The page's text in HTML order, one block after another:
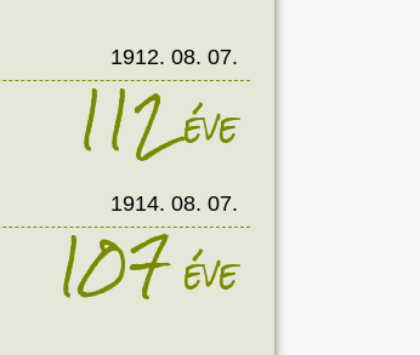
1912. 08. 07.
112éve
1914. 08. 07.
107éve